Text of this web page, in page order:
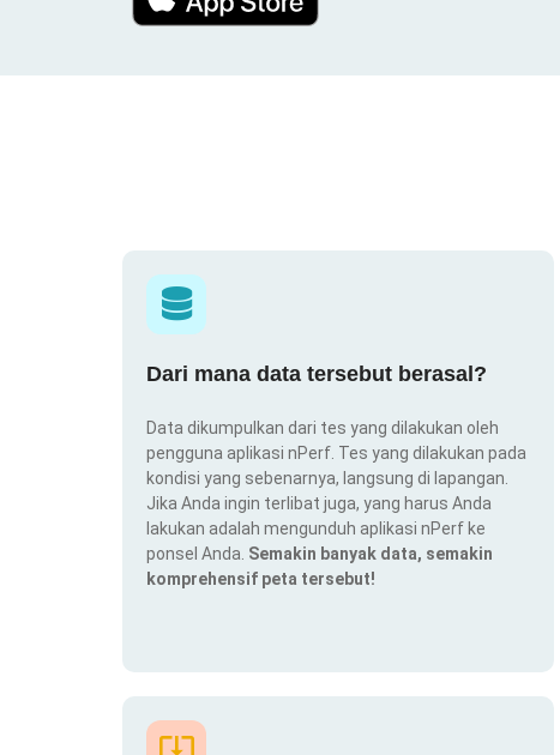
Dari mana data tersebut berasal?
Data dikumpulkan dari tes yang dilakukan oleh
pengguna aplikasi nPerf. Tes yang dilakukan pada
kondisi yang sebenarnya, langsung di lapangan.
Jika Anda ingin terlibat juga, yang harus Anda
lakukan adalah mengunduh aplikasi nPerf ke
ponsel Anda. Semakin banyak data, semakin
komprehensif peta tersebut!